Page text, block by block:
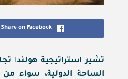
Share on Facebook
الساحة الدولية، سواء من